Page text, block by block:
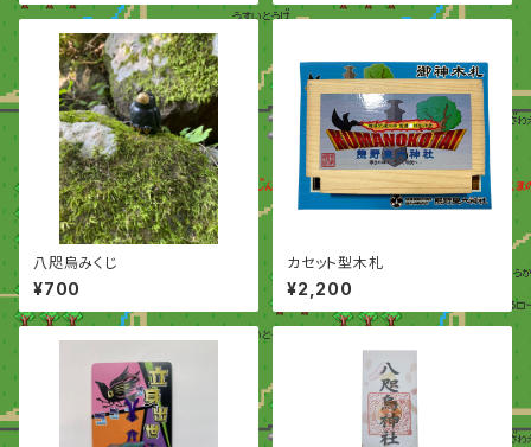
八咫烏みくじ
¥700
カセット型木札
¥2,200